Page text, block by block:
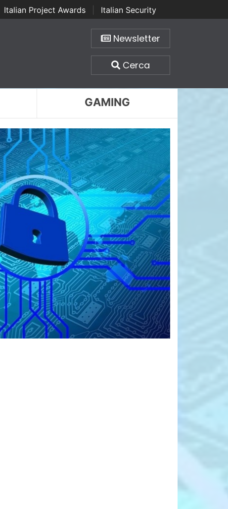
Italian Project Awards
Italian Security
Newsletter
Cerca
GAMING